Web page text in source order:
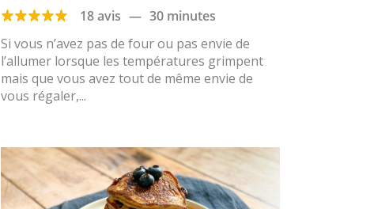
18 avis — 30 minutes
Si vous n’avez pas de four ou pas envie de
l’allumer lorsque les températures grimpent
mais que vous avez tout de même envie de
vous régaler,...